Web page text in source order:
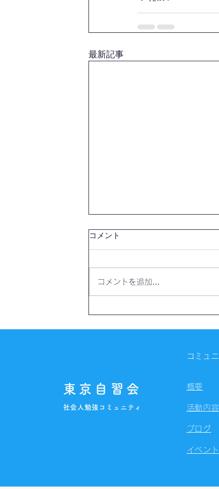
最新記事
コメント
コメントを追加…
東京自習会
社会人勉強コミュニティ
コミュ
概要
活動内容
ブログ
イベント